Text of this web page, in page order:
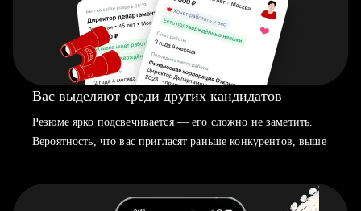
Вас выделяют среди других кандидатов
Резюме ярко подсвечивается — его сложно не заметить.
Вероятность, что вас пригласят раньше конкурентов, выше